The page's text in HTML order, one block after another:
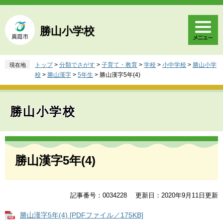
ペ
ジ
の
頭
。
メ
ュ
ー
飛
て
勝山小学校
現在地 トップ > 分類でさがす > 子育て・教育 > 学校 > 小中学校 > 勝山小学
校 > 勝山漢字 > 5年生 > 勝山漢字5年(4)
勝山小学校
本
勝山漢字5年(4)
記事番号：0034228 更新日：2020年9月11日更新
勝山漢字5年(4) [PDFファイル／175KB]